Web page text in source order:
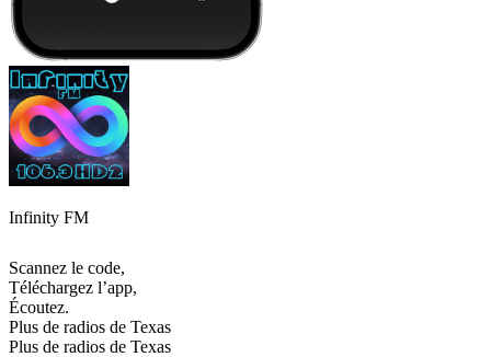
Infinity FM
Scannez le code,
Téléchargez l’app,
Écoutez.
Plus de radios de Texas
Plus de radios de Texas